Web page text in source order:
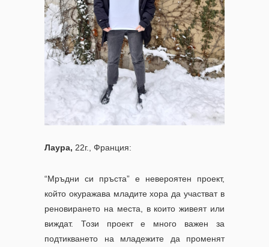
Лаура, 22г., Франция:
“Мръдни си пръста” е невероятен проект,
който окуражава младите хора да участват в
реновирането на места, в които живеят или
виждат. Този проект е много важен за
подтикването на младежите да променят